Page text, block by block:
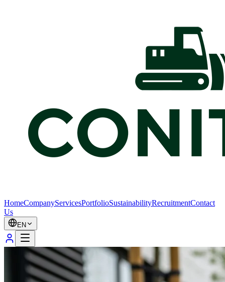
HomeCompanyServicesPortfolioSustainabilityRecruitmentContact
Us
EN